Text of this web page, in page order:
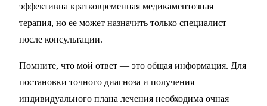
эффективна кратковременная медикаментозная
терапия, но ее может назначить только специалист
после консультации.
Помните, что мой ответ — это общая информация. Для
постановки точного диагноза и получения
индивидуального плана лечения необходима очная